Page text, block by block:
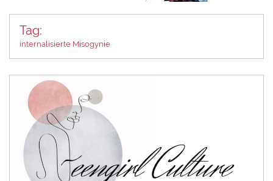
Tag:
internalisierte Misogynie